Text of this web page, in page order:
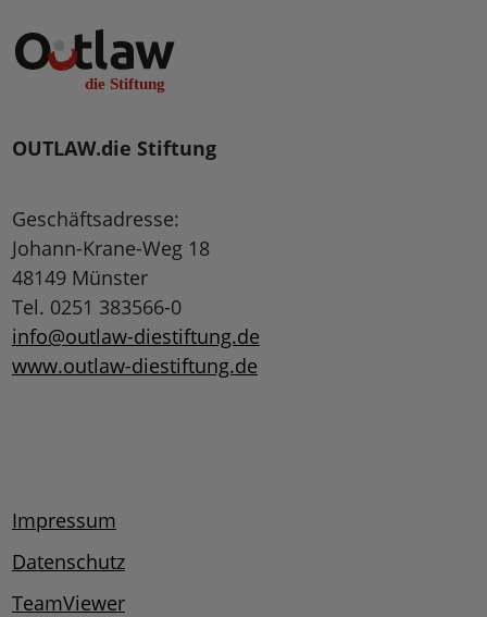
OUTLAW.die Stiftung
Geschäftsadresse:
Johann-Krane-Weg 18
48149 Münster
Tel. 0251 383566-0
info@outlaw-diestiftung.de
www.outlaw-diestiftung.de
Impressum
Datenschutz
TeamViewer